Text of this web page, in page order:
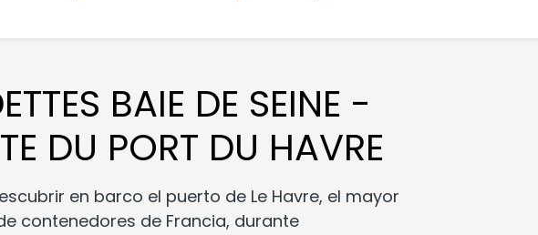
BAIE DE SEINE -
DU PORT DU HAVRE
en barco el puerto de Le Havre, el mayor
contenedores de Francia, durante